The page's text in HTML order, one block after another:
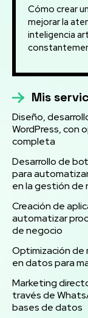
Cómo crear
mejorar la
inteligencia
Mis
Diseño,
WordPress, con
completa
Desarrollo de
para
en la gestión de
Creación de
automatizar
de negocio
Optimización de
en datos para
Marketing
través de
bases de datos